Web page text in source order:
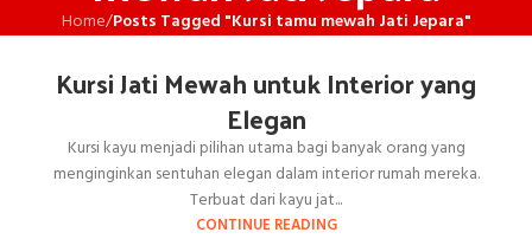
Home/Posts Tagged "Kursi tamu mewah Jati Jepara"
Kursi Jati Mewah untuk Interior yang
Elegan
Kursi kayu menjadi pilihan utama bagi banyak orang yang
menginginkan sentuhan elegan dalam interior rumah mereka.
Terbuat dari kayu jat...
CONTINUE READING